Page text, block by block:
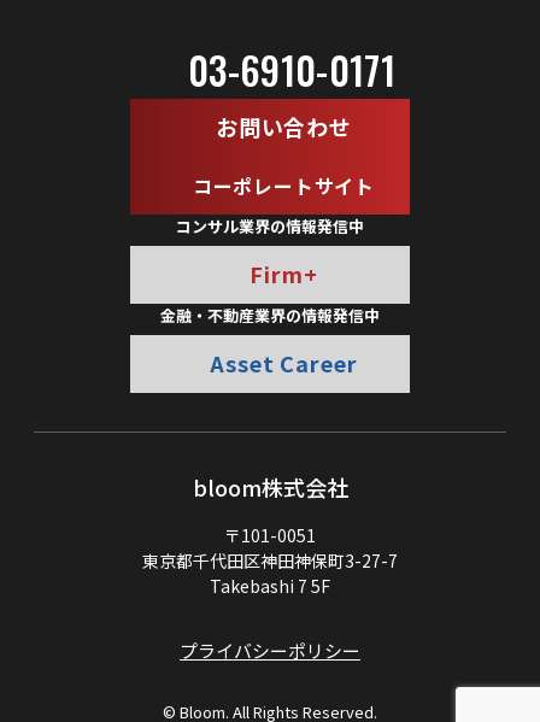
bloom株式会社
〒101-0051
東京都千代田区神田神保町3-27-7
Takebashi 7 5F
プライバシーポリシー
© Bloom. All Rights Reserved.
03-6910-0171
お問い合わせ
コーポレートサイト
コンサル業界の情報発信中
Firm+
金融・不動産業界の情報発信中
Asset Career